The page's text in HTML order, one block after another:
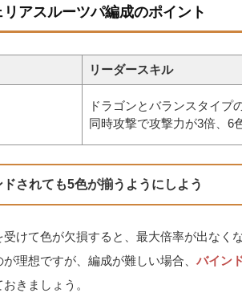
リアスルーツパ編成のポイント
リーダースキル
ドラゴンとバランスタイプ
同時攻撃で攻撃力が3倍、6
されても5色が揃うようにしよう
受けて色が欠損すると、最大倍率が出なく
理想ですが、編成が難しい場合、 バイン
きましょう。